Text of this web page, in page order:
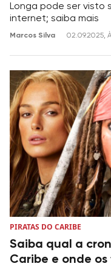
Longa pode ser visto
internet; saiba mais
Marcos Silva 02.09.2025,
PIRATAS DO CARIBE
Saiba qual a
Caribe e onde